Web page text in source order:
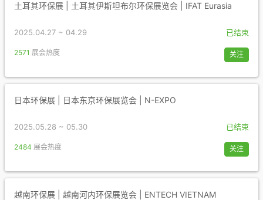
土耳其环保展 | 土耳其伊斯坦布尔环保展览会 | IFAT Eurasia
2025.04.27 ~ 04.29 已结束
2571 展会热度 关注
日本环保展 | 日本东京环保展览会 | N-EXPO
2025.05.28 ~ 05.30 已结束
2484 展会热度 关注
越南环保展 | 越南河内环保展览会 | ENTECH VIETNAM